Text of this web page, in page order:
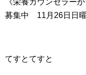
《栄養カウンセラー
募集中 11月26日日
てすとてすと